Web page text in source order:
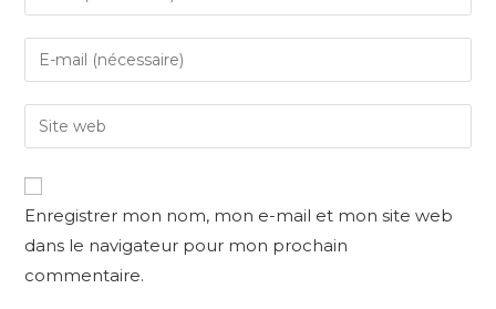
your
name
to
comment
Enter
your
email
address
Enter
your
URL
(optional)
Enregistrer mon nom, mon e-mail et mon site web
dans le navigateur pour mon prochain
commentaire.